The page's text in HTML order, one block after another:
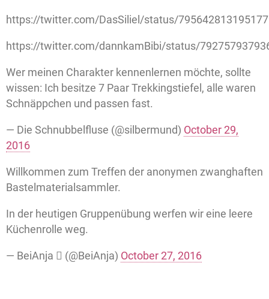
https://twitter.com/DasSiliel/status/
https://twitter.com/dannkamBibi/status/
Wer meinen Charakter kennenlernen möchte, sollte
wissen: Ich besitze 7 Paar Trekkingstiefel, alle waren
Schnäppchen und passen fast.
— Die Schnubbelfluse (@silbermund) October 29,
2016
Willkommen zum Treffen der anonymen zwanghaften
Bastelmaterialsammler.
In der heutigen Gruppenübung werfen wir eine leere
Küchenrolle weg.
— BeiAnja  (@BeiAnja) October 27, 2016